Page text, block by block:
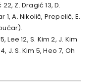
Z. Dragić 13, D.
1, A. Nikolič, Prepelič, E.
Lee 12, S. Kim 2, J. Kim
J. S. Kim 5, Heo 7, Oh